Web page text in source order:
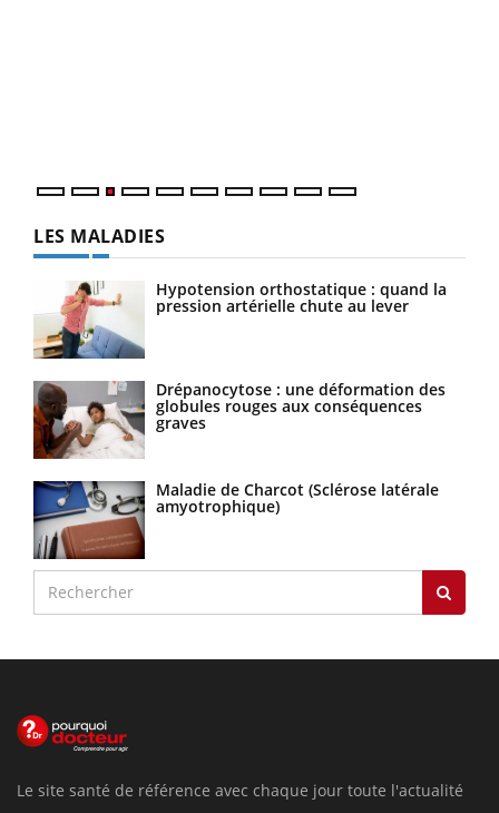
LES MALADIES
Hypotension orthostatique : quand la
pression artérielle chute au lever
Drépanocytose : une déformation des
globules rouges aux conséquences
graves
Maladie de Charcot (Sclérose latérale
amyotrophique)
Le site santé de référence avec chaque jour toute l'actualité